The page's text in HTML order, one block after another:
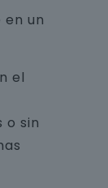
un
el
o sin